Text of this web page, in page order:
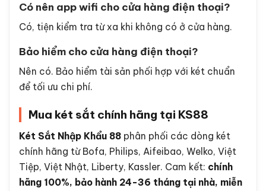
Có nên app wifi cho cửa hàng điện thoại?
Có, tiện kiểm tra từ xa khi không có ở cửa hàng.
Bảo hiểm cho cửa hàng điện thoại?
Nên có. Bảo hiểm tài sản phối hợp với két chuẩn
để tối ưu chi phí.
Mua két sắt chính hãng tại KS88
Két Sắt Nhập Khẩu 88 phân phối các dòng két
chính hãng từ Bofa, Philips, Aifeibao, Welko, Việt
Tiệp, Việt Nhật, Liberty, Kassler. Cam kết: chính
hãng 100%, bảo hành 24-36 tháng tại nhà, miễn